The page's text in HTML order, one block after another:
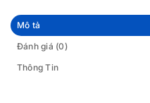
Mô tả
Đánh giá (0)
Thông Tin